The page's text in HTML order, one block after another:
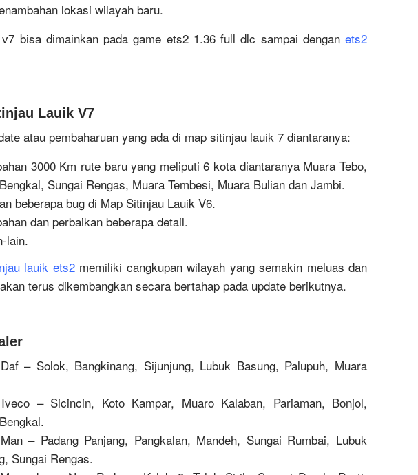
lokasi wilayah baru.
bisa dimainkan pada game ets2 1.36 full dlc sampai dengan ets2
Lauik V7
atau pembaharuan yang ada di map sitinjau lauik 7 diantaranya:
3000 Km rute baru yang meliputi 6 kota diantaranya Muara Tebo,
Sungai Rengas, Muara Tembesi, Muara Bulian dan Jambi.
beberapa bug di Map Sitinjau Lauik V6.
dan perbaikan beberapa detail.
lain.
lauik ets2memiliki cangkupan wilayah yang semakin meluas dan
terus dikembangkan secara bertahap pada update berikutnya.
– Solok, Bangkinang, Sijunjung, Lubuk Basung, Palupuh, Muara
– Sicincin, Koto Kampar, Muaro Kalaban, Pariaman, Bonjol,
– Padang Panjang, Pangkalan, Mandeh, Sungai Rumbai, Lubuk
Sungai Rengas.